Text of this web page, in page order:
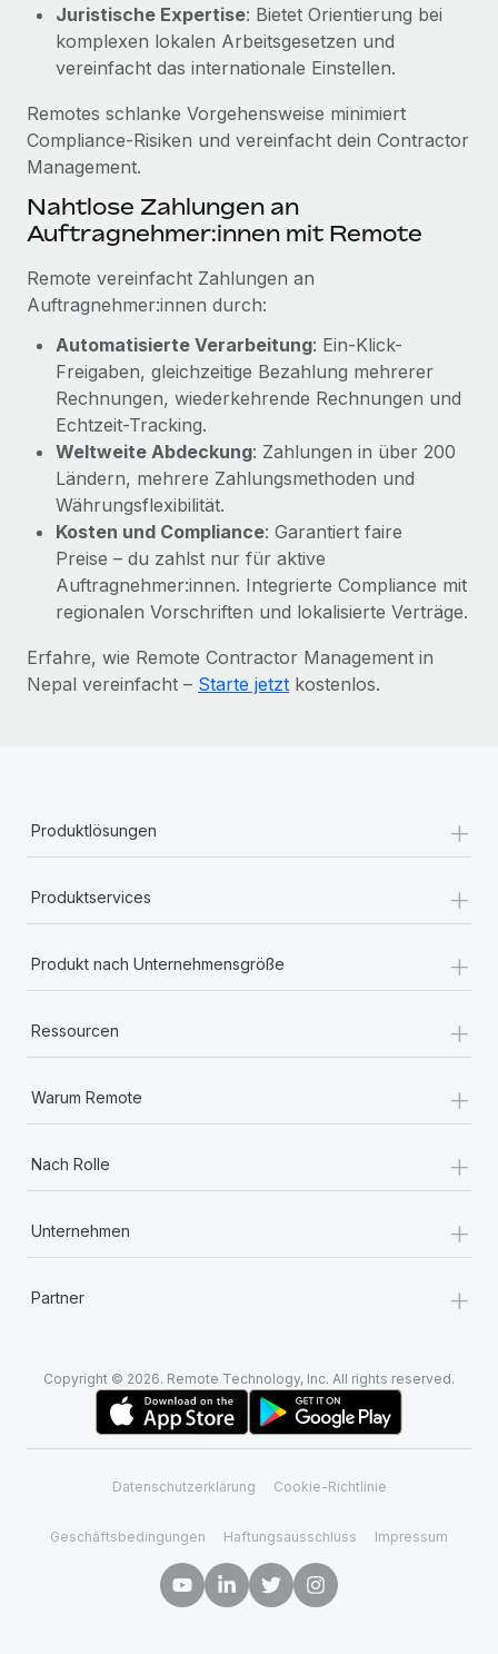
Wie Phiture 55 Mitarbeiter:innen in 19 Ländern
mit Remote verwaltet
Wachstumsberatung für mobile Apps. Das...
Mehr erfahren
Juristische Expertise: Bietet Orientierung bei
komplexen lokalen Arbeitsgesetzen und
vereinfacht das internationale Einstellen.
Remotes schlanke Vorgehensweise minimiert
Compliance-Risiken und vereinfacht dein Contractor
Management.
Nahtlose Zahlungen an
Auftragnehmer:innen mit Remote
Remote vereinfacht Zahlungen an
Auftragnehmer:innen durch:
Automatisierte Verarbeitung: Ein-Klick-
Freigaben, gleichzeitige Bezahlung mehrerer
Rechnungen, wiederkehrende Rechnungen und
Echtzeit-Tracking.
Weltweite Abdeckung: Zahlungen in über 200
Ländern, mehrere Zahlungsmethoden und
Währungsflexibilität.
Kosten und Compliance: Garantiert faire
Preise – du zahlst nur für aktive
Auftragnehmer:innen. Integrierte Compliance mit
regionalen Vorschriften und lokalisierte Verträge.
Erfahre, wie Remote Contractor Management in
Nepal vereinfacht – Starte jetzt kostenlos.
Produktlösungen +
Produktservices +
Produkt nach Unternehmensgröße +
Ressourcen +
Warum Remote +
Nach Rolle +
Unternehmen +
Partner +
Copyright © 2026. Remote Technology, Inc. All rights reserved.
Datenschutzerklärung Cookie-Richtlinie
Geschäftsbedingungen Haftungsausschluss Impressum